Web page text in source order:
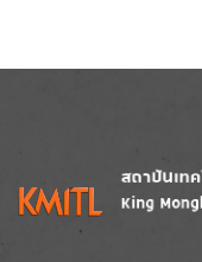
Image